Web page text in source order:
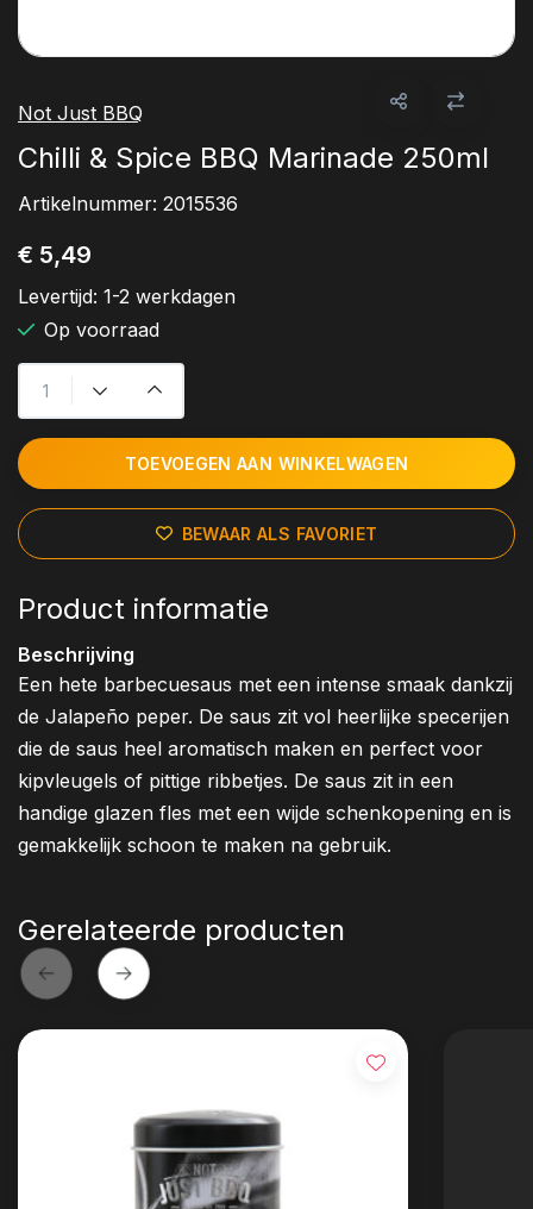
Not Just BBQ
Chilli & Spice BBQ Marinade 250ml
Artikelnummer: 2015536
€ 5,49
Levertijd: 1-2 werkdagen
Op voorraad
TOEVOEGEN AAN WINKELWAGEN
BEWAAR ALS FAVORIET
Product informatie
Beschrijving
Een hete barbecuesaus met een intense smaak dankzij
de Jalapeño peper. De saus zit vol heerlijke specerijen
die de saus heel aromatisch maken en perfect voor
kipvleugels of pittige ribbetjes. De saus zit in een
handige glazen fles met een wijde schenkopening en is
gemakkelijk schoon te maken na gebruik.
Gerelateerde producten